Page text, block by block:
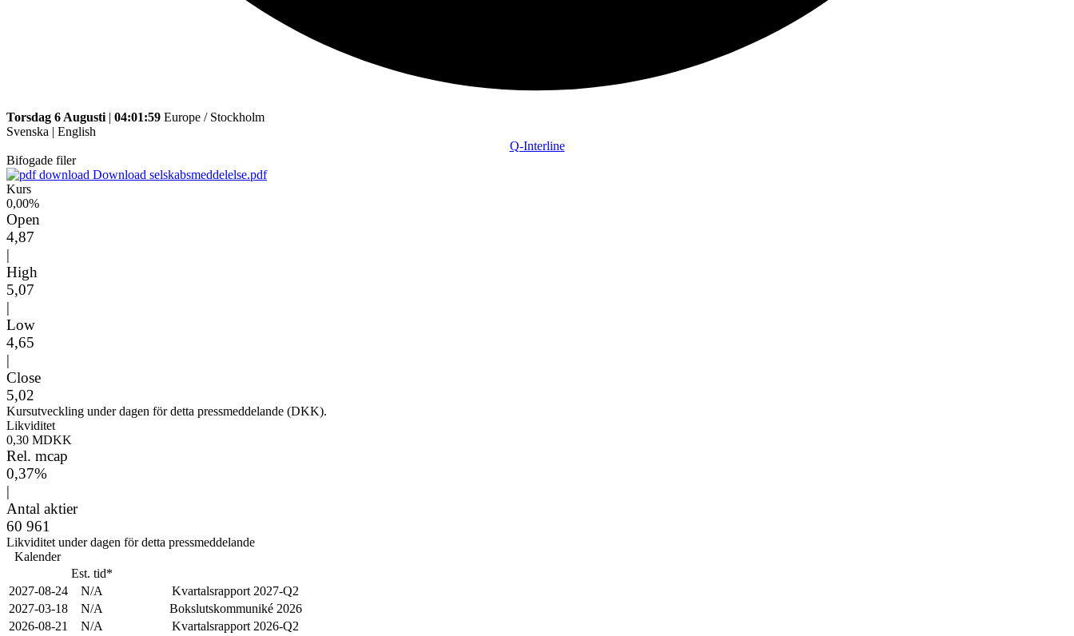
Torsdag 6 Augusti | 04:01:59 Europe / Stockholm
Svenska | English
Q-Interline
Bifogade filer
Download selskabsmeddelelse.pdf
Kurs
0,00%
Open
4,87
|
High
5,07
|
Low
4,65
|
Close
5,02
Kursutveckling under dagen för detta pressmeddelande (DKK).
Likviditet
0,30 MDKK
Rel. mcap
0,37%
|
Antal aktier
60 961
Likviditet under dagen för detta pressmeddelande
Kalender
Est. tid*
2027-08-24
N/A
Kvartalsrapport 2027-Q2
2027-03-18
N/A
Bokslutskommuniké 2026
2026-08-21
N/A
Kvartalsrapport 2026-Q2